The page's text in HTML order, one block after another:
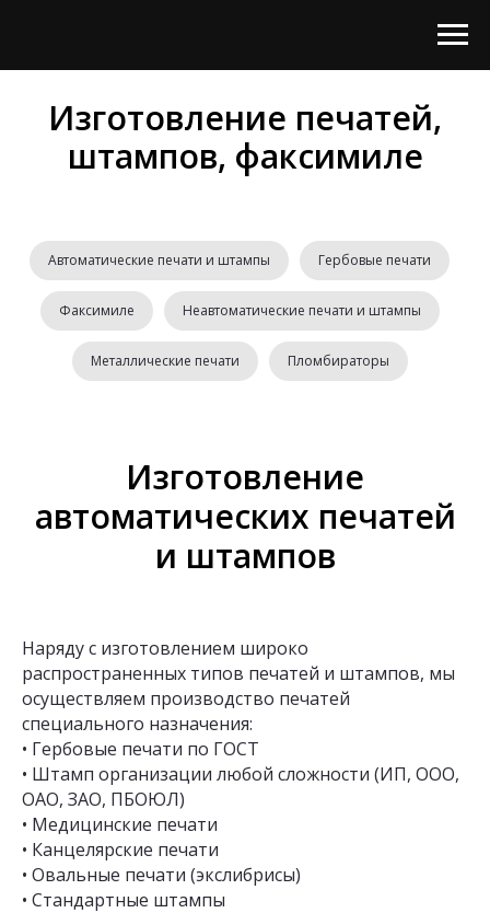
Изготовление печатей,
штампов, факсимиле
Автоматические печати и штампы Гербовые печати
Факсимиле Неавтоматические печати и штампы
Металлические печати Пломбираторы
Изготовление
автоматических печатей
и штампов
Наряду с изготовлением широко
распространенных типов печатей и штампов, мы
осуществляем производство печатей
специального назначения:
• Гербовые печати по ГОСТ
• Штамп организации любой сложности (ИП, ООО,
ОАО, ЗАО, ПБОЮЛ)
• Медицинские печати
• Канцелярские печати
• Овальные печати (экслибрисы)
• Стандартные штампы